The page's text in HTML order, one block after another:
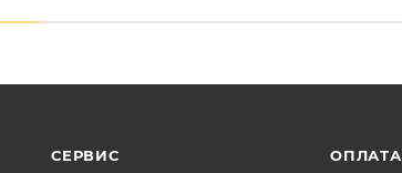
СЕРВИС ОПЛАТА